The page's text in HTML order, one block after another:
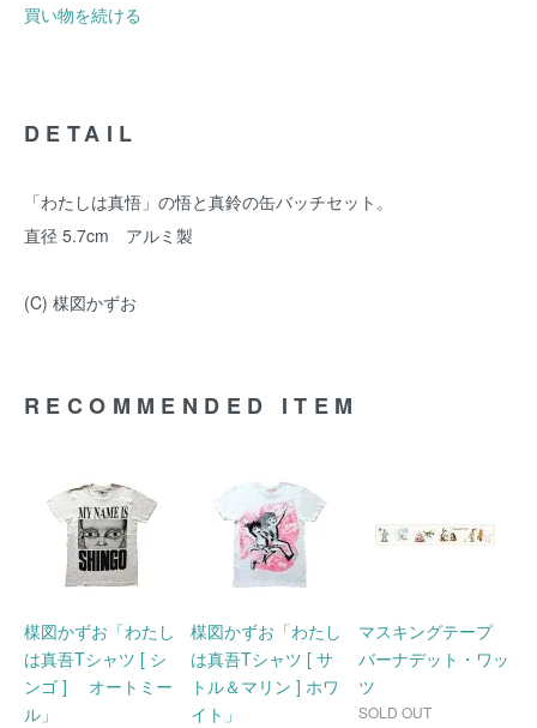
買い物を続ける
DETAIL
「わたしは真悟」の悟と真鈴の缶バッチセット。
直径 5.7cm アルミ製
(C) 楳図かずお
RECOMMENDED ITEM
楳図かずお「わたし
は真吾Tシャツ [ シ
ンゴ ] オートミー
ル」
楳図かずお「わたし
は真吾Tシャツ [ サ
トル＆マリン ] ホワ
イト」
マスキングテープ
バーナデット・ワッ
ツ
SOLD OUT